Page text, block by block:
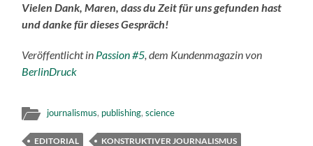
Vielen Dank, Maren, dass du Zeit für uns gefunden hast
und danke für dieses Gespräch!
Veröffentlicht in Passion #5, dem Kundenmagazin von
BerlinDruck
journalismus, publishing,science
EDITORIAL
KONSTRUKTIVER JOURNALISMUS